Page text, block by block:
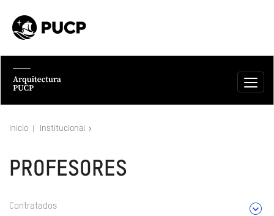
Inicio Institucional
PROFESORES
Contratados